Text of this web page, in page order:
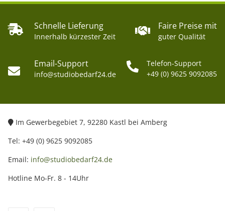
Schnelle Lieferung
Innerhalb kürzester Zeit
Faire Preise mit
guter Qualität
Email-Support
info@studiobedarf24.de
Telefon-Support
+49 (0) 9625 9092085
Im Gewerbegebiet 7, 92280 Kastl bei Amberg
Tel: +49 (0) 9625 9092085
Email: info@studiobedarf24.de
Hotline Mo-Fr. 8 - 14Uhr